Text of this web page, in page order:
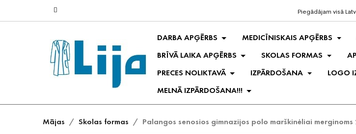
Piegādājam visā
DARBA APĢĒRBS MEDICĪNISKAIS APĢĒRBS
BRĪVĀ LAIKA APĢĒRBS
SKOLAS FORMAS
PRECES NOLIKTAVĀ
IZPĀRDOŠANA
LOGO
MELNĀ IZPĀRDOŠANA!!!
Mājas Skolas formas Palangos senosios gimnazijos polo marškinėliai merginoms